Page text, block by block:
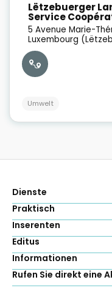
Lëtzebuerger
Service
5 Avenue Marie-
Luxembourg
Umwelt
Dienste
Praktisch
Inserenten
Editus
Informationen
Rufen Sie direkt eine